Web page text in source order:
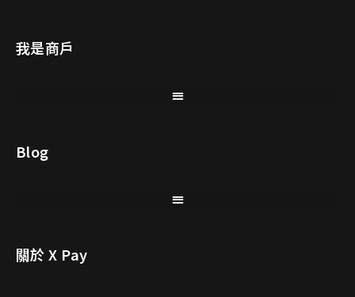
我是商戶
Blog
關於 X Pay